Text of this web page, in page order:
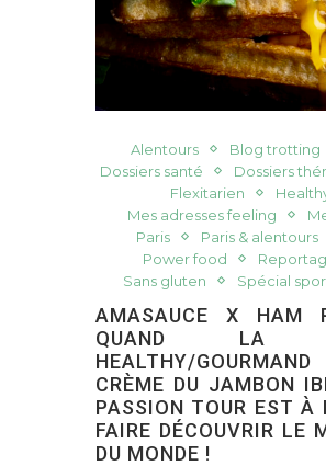
Alentours Blog trotting
Dossiers santé
Dossiers
Flexitarien
Mes adresses feeling
Paris
Paris & alentours
Power food
Sans gluten
Spécial
AMASAUCE X HAM
QUAND LA
HEALTHY/
CRÈME DU JAMBON
PASSION TOUR EST À
FAIRE DÉCOUVRIR LE
DU MONDE !